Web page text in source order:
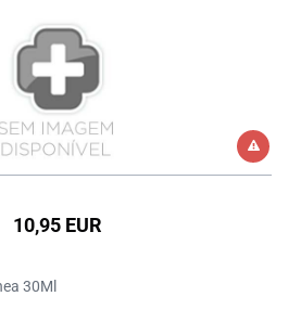
10,95 EUR
30Ml